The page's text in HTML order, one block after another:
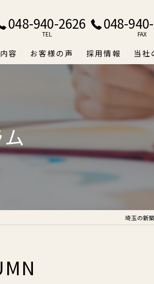
048-940-2626
TEL
048-
FAX
容 お客様の声 採用情報 当社
内装
埼玉の新